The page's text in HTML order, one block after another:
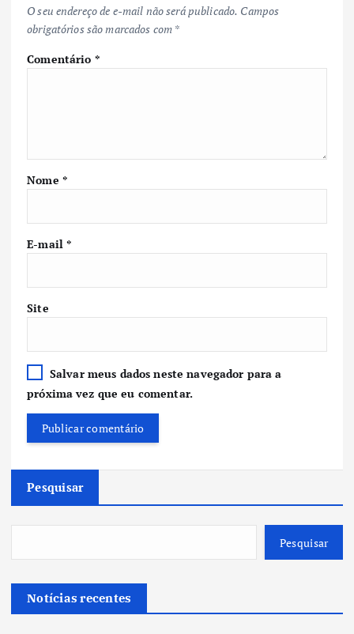
O seu endereço de e-mail não será publicado. Campos
obrigatórios são marcados com *
Comentário *
Nome *
E-mail*
Site
Salvar meus dados neste navegador para a
próxima vez que eu comentar.
Pesquisar
Pesquisar
Notícias recentes